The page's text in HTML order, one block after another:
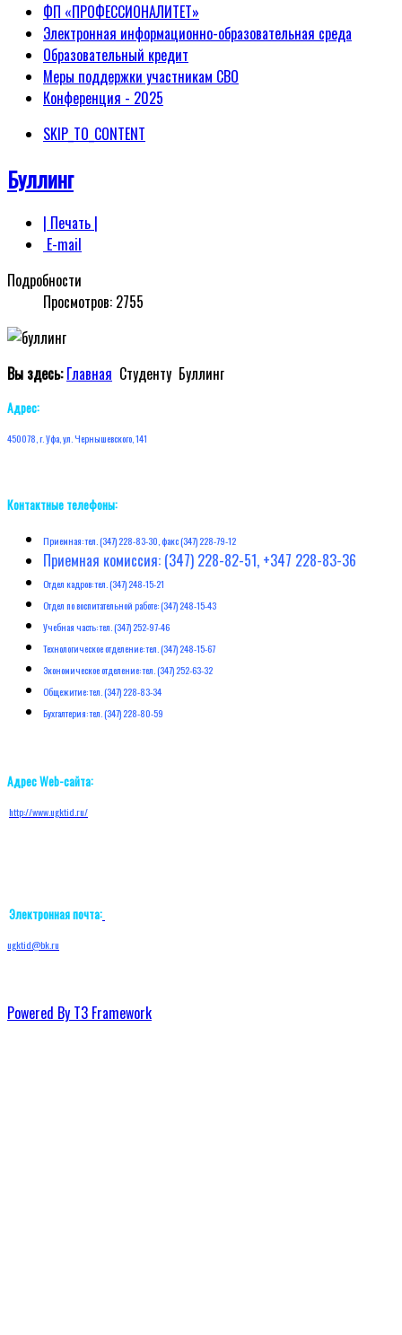
ФП «ПРОФЕССИОНАЛИТЕТ»
Электронная информационно-образовательная среда
Образовательный кредит
Меры поддержки участникам СВО
Конференция - 2025
SKIP_TO_CONTENT
Буллинг
| Печать |
E-mail
Подробности
Просмотров: 2755
Вы здесь:Главная Студенту Буллинг
Адрес:
450078, г. Уфа, ул. Чернышевского, 141
Контактные телефоны:
Приемная: тел. (347) 228-83-30, факс (347) 228-79-12
Приемная комиссия: (347) 228-82-51, +347 228-83-36
Отдел кадров: тел. (347) 248-15-21
Отдел по воспитательной работе: (347) 248-15-43
Учебная часть: тел. (347) 252-97-46
Технологическое отделение: тел. (347) 248-15-67
Экономическое отделение: тел. (347) 252-63-32
Общежитие: тел. (347) 228-83-34
Бухгалтерия: тел. (347) 228-80-59
Адрес Web-сайта:
http://www.ugktid.ru/
Электронная почта:
ugktid@bk.ru
Powered By T3 Framework